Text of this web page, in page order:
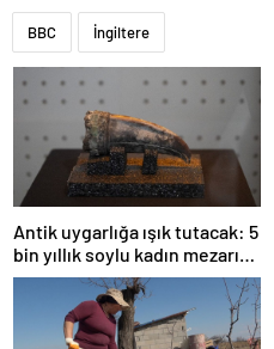
BBC İngiltere
Antik uygarlığa ışık tutacak: 5
bin yıllık soylu kadın mezarı
bulundu!